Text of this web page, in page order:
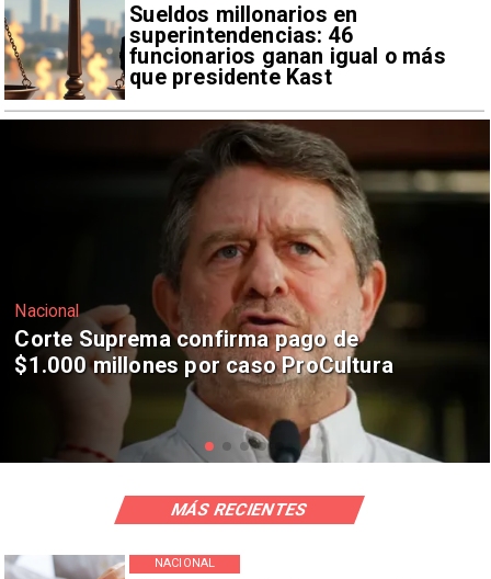
Sueldos millonarios en
superintendencias: 46
funcionarios ganan igual o más
que presidente Kast
Nacional
Codelco suspende construcción de
Andes Norte en El Teniente por
riesgos sísmicos
NACIONAL
MÁS RECIENTES